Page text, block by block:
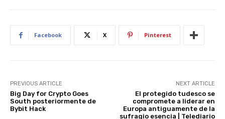
p
Facebook X Pinterest
PREVIOUS ARTICLE
Big Day for Crypto Goes
South posteriormente de
Bybit Hack
NEXT ARTICLE
El protegido tudesco se
compromete a liderar en
Europa antiguamente de la
sufragio esencia | Telediario